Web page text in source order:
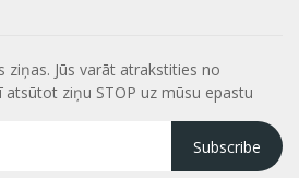
ziņas. Jūs varāt atrakstities no
ziņu STOP uz mūsu epastu
Subscribe